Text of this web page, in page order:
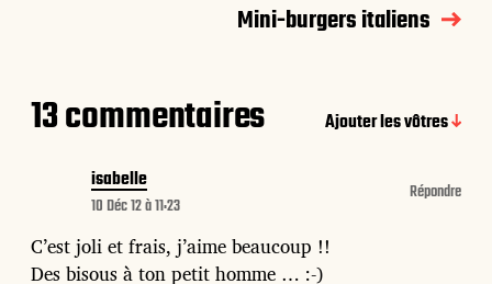
Mini-burgers italiens
13 commentaires
Ajouter les vôtres
isabelle
10 Déc 12 à 11:23
C’est joli et frais, j’aime beaucoup !!
Des bisous à ton petit homme … :-)
Répondre